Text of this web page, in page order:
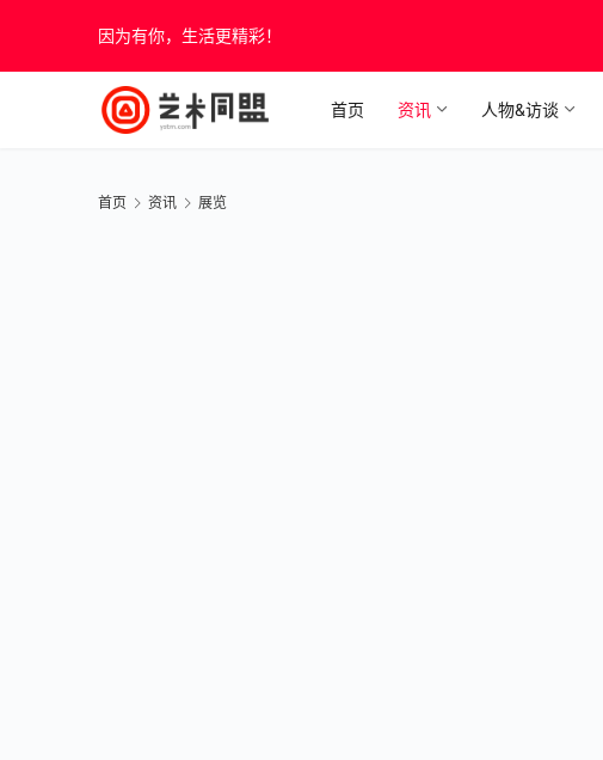
因为有你，生活更精彩！
首页 资讯 人物&访谈
首页 资讯 展览